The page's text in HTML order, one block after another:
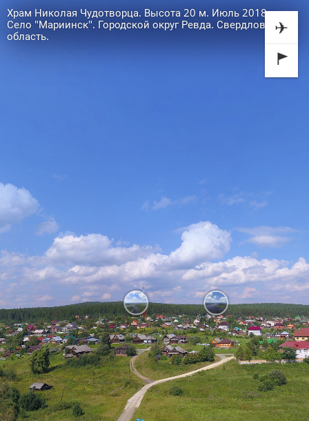
Храм Николая Чудотворца. Высота 20 м. Июль 2018 г.
Село "Мариинск". Городской округ Ревда. Свердловская
область.
✈